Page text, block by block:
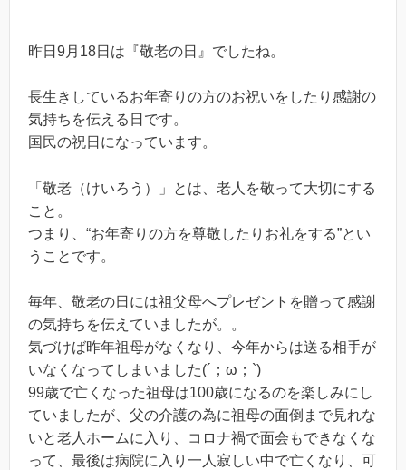
昨日9月18日は『敬老の日』でしたね。
長生きしているお年寄りの方のお祝いをしたり感謝の
気持ちを伝える日です。
国民の祝日になっています。
「敬老（けいろう）」とは、老人を敬って大切にする
こと。
つまり、“お年寄りの方を尊敬したりお礼をする”とい
うことです。
毎年、敬老の日には祖父母へプレゼントを贈って感謝
の気持ちを伝えていましたが。。
気づけば昨年祖母がなくなり、今年からは送る相手が
いなくなってしまいました(´；ω；`)
99歳で亡くなった祖母は100歳になるのを楽しみにし
ていましたが、父の介護の為に祖母の面倒まで見れな
いと老人ホームに入り、コロナ禍で面会もできなくな
って、最後は病院に入り一人寂しい中で亡くなり、可